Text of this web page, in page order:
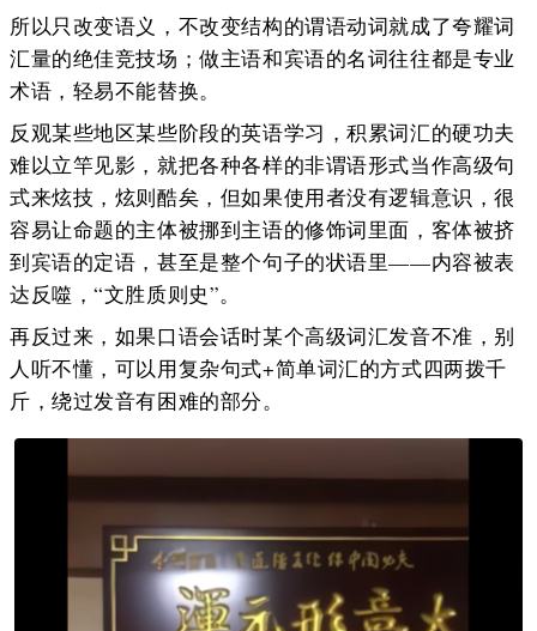
所以只改变语义，不改变结构的谓语动词就成了夸耀词
汇量的绝佳竞技场；做主语和宾语的名词往往都是专业
术语，轻易不能替换。
反观某些地区某些阶段的英语学习，积累词汇的硬功夫
难以立竿见影，就把各种各样的非谓语形式当作高级句
式来炫技，炫则酷矣，但如果使用者没有逻辑意识，很
容易让命题的主体被挪到主语的修饰词里面，客体被挤
到宾语的定语，甚至是整个句子的状语里——内容被表
达反噬，“文胜质则史”。
再反过来，如果口语会话时某个高级词汇发音不准，别
人听不懂，可以用复杂句式+简单词汇的方式四两拨千
斤，绕过发音有困难的部分。